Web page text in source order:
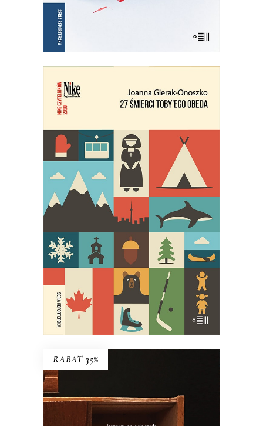
E-BOOK DO KOSZYKA
27 ŚMIERCI TOBY’EGO OBEDA
Najgłośniejszy debiut reporterski
ostatnich lat!
29.95
RABAT 35%